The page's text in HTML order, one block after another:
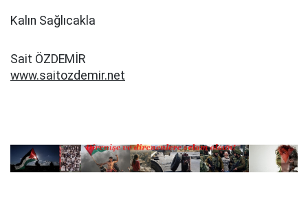
Kalın Sağlıcakla
Sait ÖZDEMİR
www.saitozdemir.net